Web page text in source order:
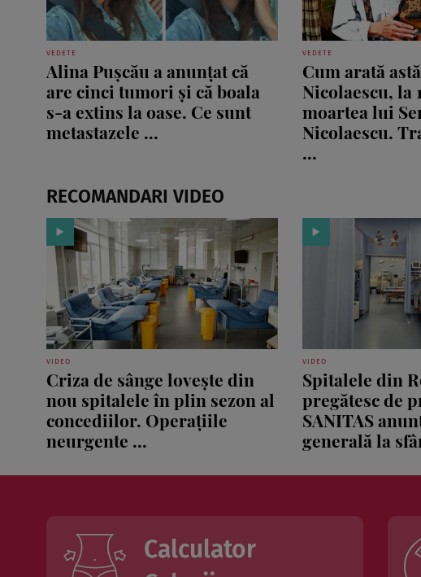
VEDETE
Alina Pușcău a anunțat că
are cinci tumori și că boala
s-a extins la oase. Ce sunt
metastazele ...
VEDETE
Cum arată
Nicolaescu, la
moartea lui
Nicolaescu.
...
RECOMANDARI VIDEO
VIDEO
Criza de sânge lovește din
nou spitalele în plin sezon al
concediilor. Operațiile
neurgente ...
VIDEO
Spitalele din
pregătesc de
SANITAS
generală la
Calculator